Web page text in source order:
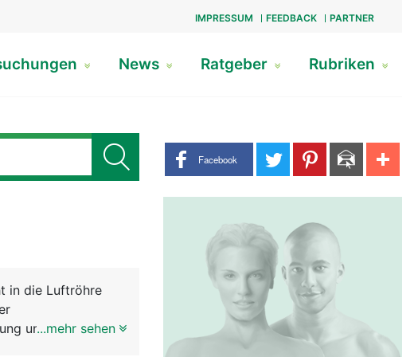
IMPRESSUM FEEDBACK PARTNER
News Ratgeber Rubriken
Share buttons
Facebook
in die Luftröhre
und Luft. An der
...mehr sehen